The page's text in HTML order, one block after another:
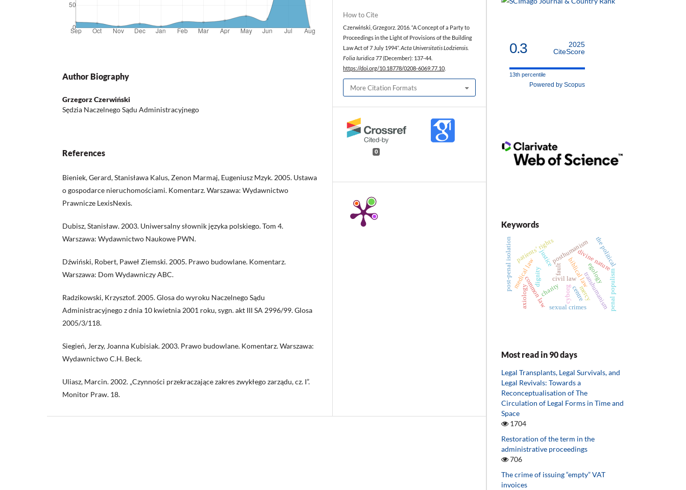
Author Biography
Grzegorz Czerwiński
Sędzia Naczelnego Sądu Administracyjnego
References
Bieniek, Gerard, Stanisława Kalus, Zenon Marmaj, Eugeniusz Mzyk. 2005. Ustawa
o gospodarce nieruchomościami. Komentarz. Warszawa: Wydawnictwo
Prawnicze LexisNexis.
Dubisz, Stanisław. 2003. Uniwersalny słownik języka polskiego. Tom 4.
Warszawa: Wydawnictwo Naukowe PWN.
Dźwiński, Robert, Paweł Ziemski. 2005. Prawo budowlane. Komentarz.
Warszawa: Dom Wydawniczy ABC.
Radzikowski, Krzysztof. 2005. Glosa do wyroku Naczelnego Sądu
Administracyjnego z dnia 10 kwietnia 2001 roku, sygn. akt III SA 2996/99. Glosa
2005/3/118.
Siegień, Jerzy, Joanna Kubisiak. 2003. Prawo budowlane. Komentarz. Warszawa:
Wydawnictwo C.H. Beck.
Uliasz, Marcin. 2002. „Czynności przekraczające zakres zwykłego zarządu, cz. I”.
Monitor Praw. 18.
How to Cite
Czerwiński, Grzegorz. 2016. “A Concept of a Party to
Proceedings in the Light of Provisions of the Building
Law Act of 7 July 1994”. Acta Universitatis Lodziensis.
Folia Iuridica 77 (December): 137-44.
https://doi.org/10.18778/0208-6069.77.10
More Citation Formats
0
0.3
2025
CiteScore
13th percentile
Powered by Scopus
Keywords
mercy
charity
biblical law
civil law
common law
justice
dignity
cyborg transhumanism
posthumanismdivine nature
patients’ rights
medical law penal populism
sexual crimes
post-penal isolation egology
axiology
the political
centre
fault
Most read in 90 days
Legal Transplants, Legal Survivals, and
Legal Revivals: Towards a
Reconceptualisation of The
Circulation of Legal Forms in Time and
Space
1704
Restoration of the term in the
administrative proceedings
706
The crime of issuing “empty” VAT
invoices